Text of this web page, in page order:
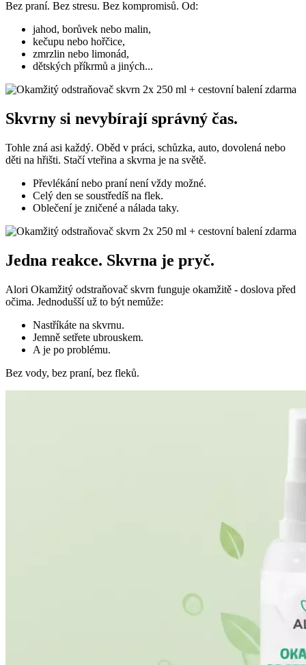
Bez praní. Bez stresu. Bez kompromisů. Od:
jahod, borůvek nebo malin,
kečupu nebo hořčice,
zmrzlin nebo limonád,
dětských příkrmů a jiných...
Skvrny si nevybírají správný čas.
Tohle zná asi každý. Oběd v práci, schůzka, auto, dovolená nebo
děti na hřišti. Stačí vteřina a skvrna je na světě.
Převlékání nebo praní není vždy možné.
Celý den se soustředíš na flek.
Oblečení je zničené a nálada taky.
Jedna reakce. Skvrna je pryč.
Alori Okamžitý odstraňovač skvrn funguje okamžitě - doslova před
očima. Jednodušší už to být nemůže:
Nastříkáte na skvrnu.
Jemně setřete ubrouskem.
A je po problému.
Bez vody, bez praní, bez fleků.